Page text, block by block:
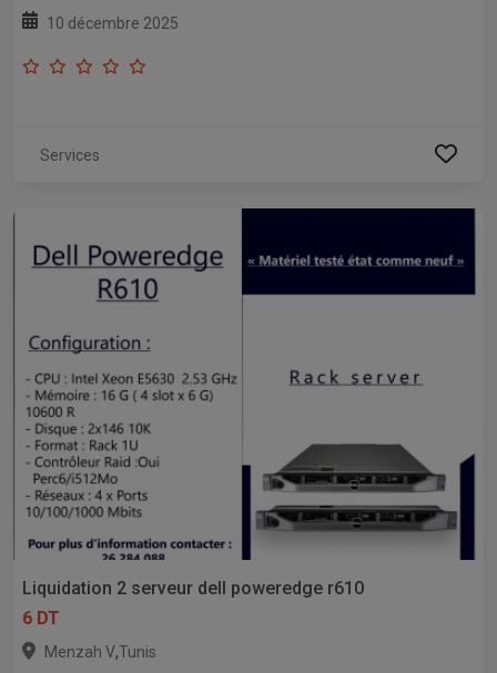
10 décembre 2025
Services
Liquidation 2 serveur dell poweredge r610
6 DT
Menzah V,Tunis